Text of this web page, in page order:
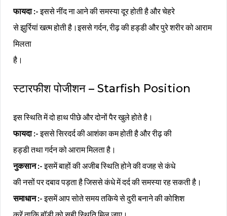
फायदा :-इससे नींद ना आने की समस्या दूर होती है और चेहरे
से झुर्रियां खत्म होती है।इससे गर्दन, रीढ़ की हड्डी और पुरे शरीर को आराम
मिलता
है।
स्टारफीश पोजीशन – Starfish Position
इस स्थिति में दो हाथ पीछे और दोनों पैर खुले होते है।
फायदा :-इससे सिरदर्द की आशंका कम होती है और रीढ़ की
हड्डी तथा गर्दन को आराम मिलता है।
नुकसान :-इसमें बाहों की अजीब स्थिति होने की वजह से कंधे
की नसों पर दबाव पड़ता है जिससे कंधे में दर्द की समस्या रह सकती है।
समाधान :-इसमें आप सोते समय तकिये से दुरी बनाने की कोशिश
करें ताकि बॉडी को सही स्थिति मिल जाए।